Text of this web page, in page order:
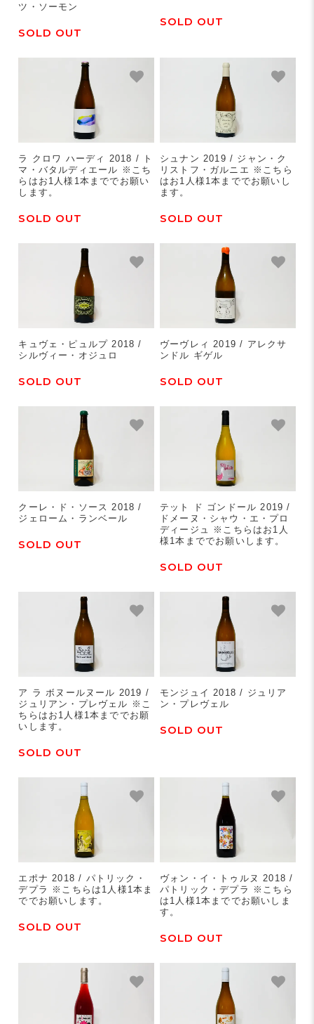
ツ・ソーモン
SOLD OUT
SOLD OUT
ラ クロワ ハーディ 2018 / ト
マ・バタルディエール ※こち
らはお1人様1本まででお願い
します。
SOLD OUT
シュナン 2019 / ジャン・ク
リストフ・ガルニエ ※こちら
はお1人様1本まででお願いし
ます。
SOLD OUT
キュヴェ・ピュルプ 2018 /
シルヴィー・オジュロ
SOLD OUT
ヴーヴレィ 2019 / アレクサ
ンドル ギゲル
SOLD OUT
クーレ・ド・ソース 2018 /
ジェローム・ランベール
SOLD OUT
テット ド ゴンドール 2019 /
ドメーヌ・シャウ・エ・プロ
ディージュ ※こちらはお1人
様1本まででお願いします。
SOLD OUT
ア ラ ボヌールヌール 2019 /
ジュリアン・プレヴェル ※こ
ちらはお1人様1本まででお願
いします。
SOLD OUT
モンジュイ 2018 / ジュリア
ン・プレヴェル
SOLD OUT
エポナ 2018 / パトリック・
デプラ ※こちらは1人様1本ま
ででお願いします。
SOLD OUT
ヴォン・イ・トゥルヌ 2018 /
パトリック・デプラ ※こちら
は1人様1本まででお願いしま
す。
SOLD OUT